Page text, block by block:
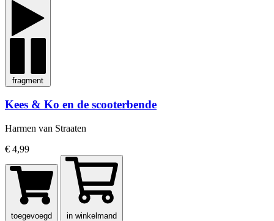
fragment
Kees & Ko en de scooterbende
Harmen van Straaten
€ 4,99
toegevoegd in winkelmand